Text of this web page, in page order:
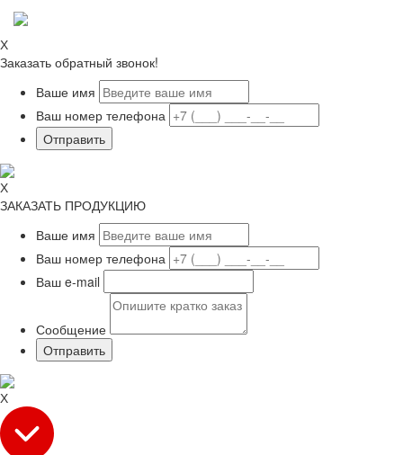
Х
Заказать обратный звонок!
Ваше имя
Ваш номер телефона
Х
ЗАКАЗАТЬ ПРОДУКЦИЮ
Ваше имя
Ваш номер телефона
Ваш e-mail
Сообщение
Х